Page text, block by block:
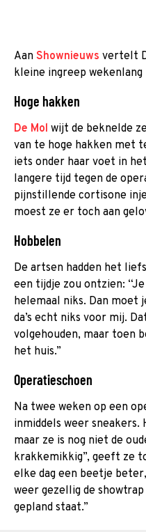
Aan Shownieuws vertelt
kleine ingreep
Hoge hakken
De Mol wijt de beknelde
van te hoge hakken met
iets onder haar voet in
langere tijd tegen de
pijnstillende cortisone
moest ze er toch aan
Hobbelen
De artsen hadden het
een tijdje zou ontzien:
helemaal niks. Dan moet
da’s echt niks voor mij.
volgehouden, maar toen
het huis.”
Operatieschoen
Na twee weken op een
inmiddels weer sneakers.
maar ze is nog niet de
krakkemikkig”, geeft ze
elke dag een beetje
weer gezellig de
gepland staat.”